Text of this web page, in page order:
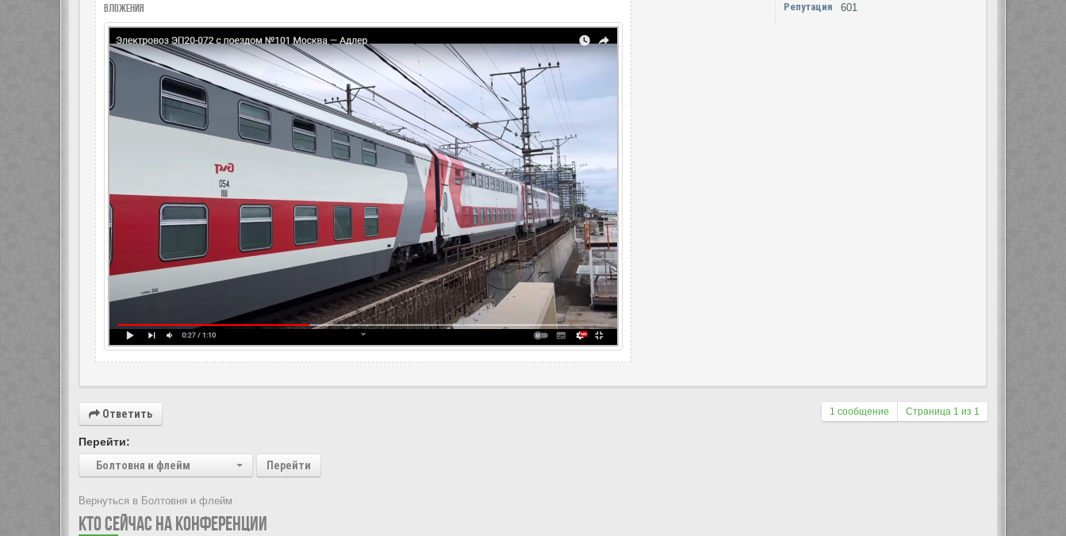
Вложения
Репутация
601
Ответить 1 сообщение Страница 1 из 1
Перейти:
Болтовня и флейм
Перейти
Вернуться в Болтовня и флейм
КТО СЕЙЧАС НА КОНФЕРЕНЦИИ